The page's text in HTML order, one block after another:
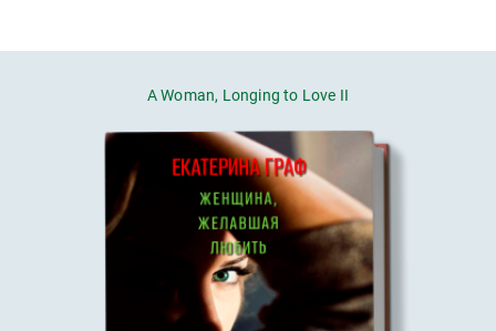
A Woman, Longing to Love II